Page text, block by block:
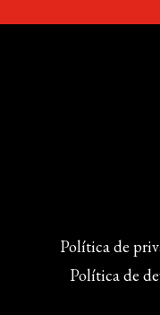
Política de
Política de